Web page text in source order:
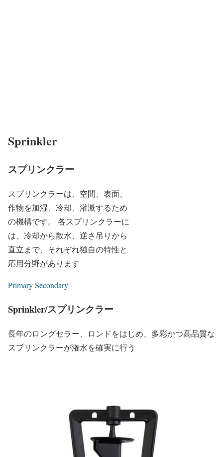
Sprinkler
スプリンクラー
スプリンクラーは、空間、表面、
作物を加湿、冷却、灌漑するため
の機構です。
各スプリンクラーに
は、冷却から散水、逆さ吊りから
直立まで、それぞれ独自の特性と
応用分野があります
PrimarySecondary
Sprinkler/スプリンクラー
長年のロングセラー、ロンドをはじめ、多彩かつ高品質な
スプリンクラーが潅水を確実に行う